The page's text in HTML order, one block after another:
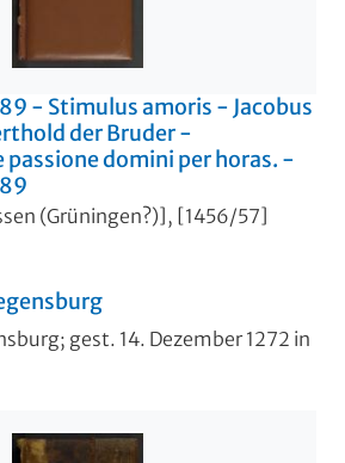
- Stimulus amoris - Jacobus
der Bruder -
domini per horas. -
(Grüningen?)], [1456/57]
gest. 14. Dezember 1272 in